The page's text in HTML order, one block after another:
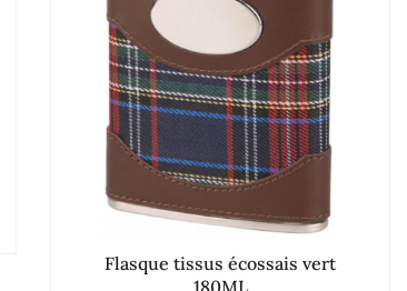
Flasque tissus écossais vert
180ML